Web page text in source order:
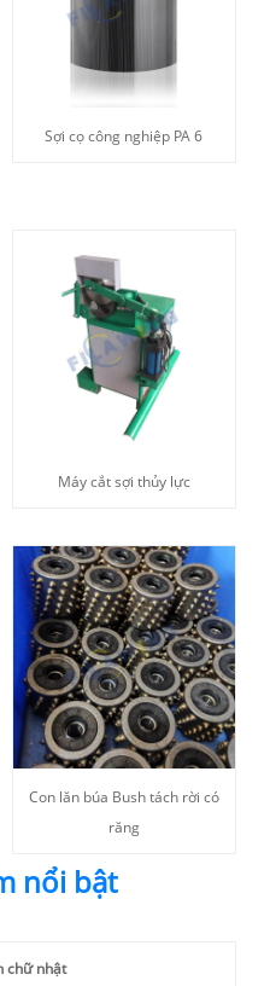
Sợi cọ công nghiệp PA 6
Máy cắt sợi thủy lực
Con lăn búa Bush tách rời có
răng
nổi bật
chữ nhật